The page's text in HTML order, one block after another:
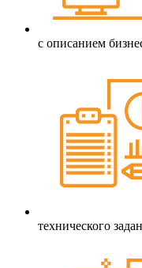
с описанием
технического